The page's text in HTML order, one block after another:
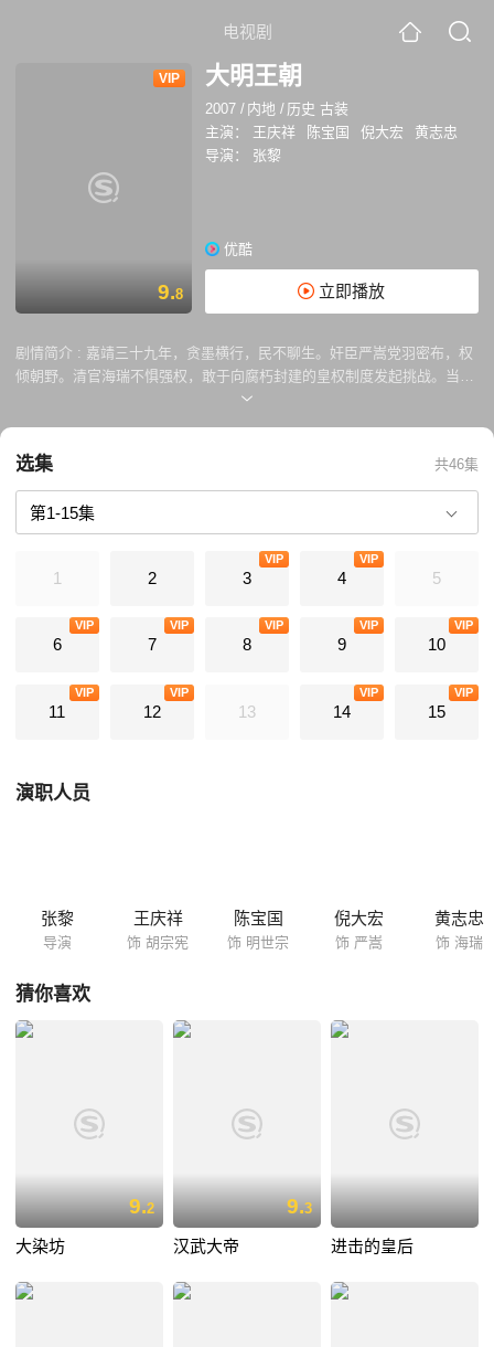
电视剧
VIP
9.8
大明王朝
2007 / 内地 / 历史 古装
主演：
王庆祥 陈宝国 倪大宏
黄志忠
导演：
张黎
优酷
立即播放
剧情简介 : 嘉靖三十九年，贪墨横行，民不聊生。奸臣严嵩党羽密布，权
倾朝野。清官海瑞不惧强权，敢于向腐朽封建的皇权制度发起挑战。当时
国家经济发达，市井文化也算繁荣，但社会各阶层矛盾突出，国家大面积
诈和勾心斗角，忠臣良将与乱臣贼子纷纷登上了当时的历史舞台。
选集 共46集
1 2 3
VIP
4
VIP
5
6
VIP
7
VIP
8
VIP
9
VIP
10
VIP
11
VIP
12
VIP
13 14
VIP
15
VIP
演职人员
张黎
导演
王庆祥
饰 胡宗宪
陈宝国
饰 明世宗
倪大宏
饰 严嵩
黄志忠
饰 海瑞
猜你喜欢
9.2
大染坊
9.3
汉武大帝 进击的皇后